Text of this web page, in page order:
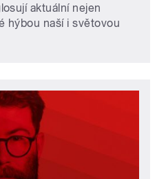
aktuální nejen
hýbou naší i světovou